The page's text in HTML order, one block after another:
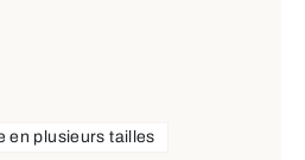
en plusieurs tailles